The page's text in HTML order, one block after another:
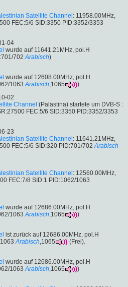
Satellite Channel : 11958.00MHz,
FEC:5/6 SID:3350 PID:3352/3353
04
wurde auf 11641.21MHz, pol.H
702 Arabisch)
wurde auf 12608.00MHz, pol.H
1063 Arabisch,1065
)
02
Channel (Palästina) startete um DVB-S :
FEC:5/6 SID:3350 PID:3352/3353
23
Satellite Channel : 11641.21MHz,
FEC:5/6 SID:320 PID:701/702 Arabisch -
Satellite Channel : 12560.00MHz,
FEC:7/8 SID:1 PID:1062/1063
wurde auf 12686.00MHz, pol.H
1063 Arabisch,1065
)
ist zurück auf 12686.00MHz, pol.H
Arabisch,1065
(Frei).
wurde auf 12686.00MHz, pol.H
1063 Arabisch,1065
)